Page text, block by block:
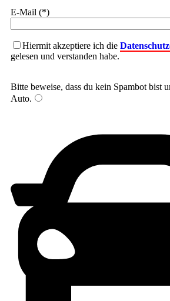
E-Mail (*)
Hiermit akzeptiere ich die
gelesen und verstanden habe.
Bitte beweise, dass du kein Spambot bist
Auto.